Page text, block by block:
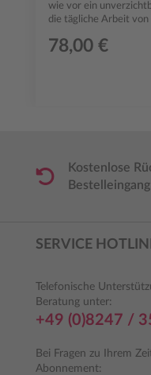
wie vor ein
die tägliche Arbeit
78,00 €
Kostenlose
SERVICE
Telefonische
Beratung unter:
+49 (0)8247 /
Bei Fragen zu Ihrem
Abonnement: